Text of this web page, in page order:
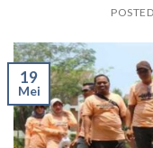
19
Mei